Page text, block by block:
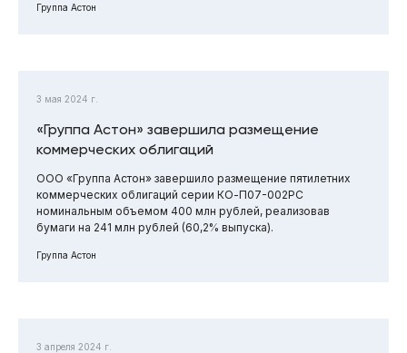
Группа Астон
3 мая 2024 г.
«Группа Астон» завершила размещение
коммерческих облигаций
ООО «Группа Астон» завершило размещение пятилетних
коммерческих облигаций серии КО-П07-002РС
номинальным объемом 400 млн рублей, реализовав
бумаги на 241 млн рублей (60,2% выпуска).
Группа Астон
3 апреля 2024 г.